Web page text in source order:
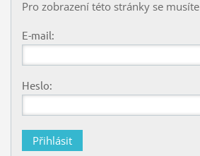
Pro zobrazení této stránky se
E-mail:
Heslo: